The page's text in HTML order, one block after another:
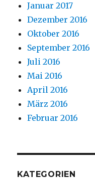
Januar 2017
Dezember 2016
Oktober 2016
September 2016
Juli 2016
Mai 2016
April 2016
März 2016
Februar 2016
KATEGORIEN